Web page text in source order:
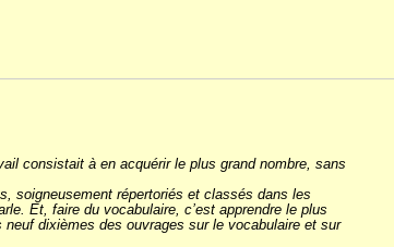
consistait à en acquérir le plus grand nombre, sans
soigneusement répertoriés et classés dans les
Et, faire du vocabulaire, c’est apprendre le plus
dixièmes des ouvrages sur le vocabulaire et sur